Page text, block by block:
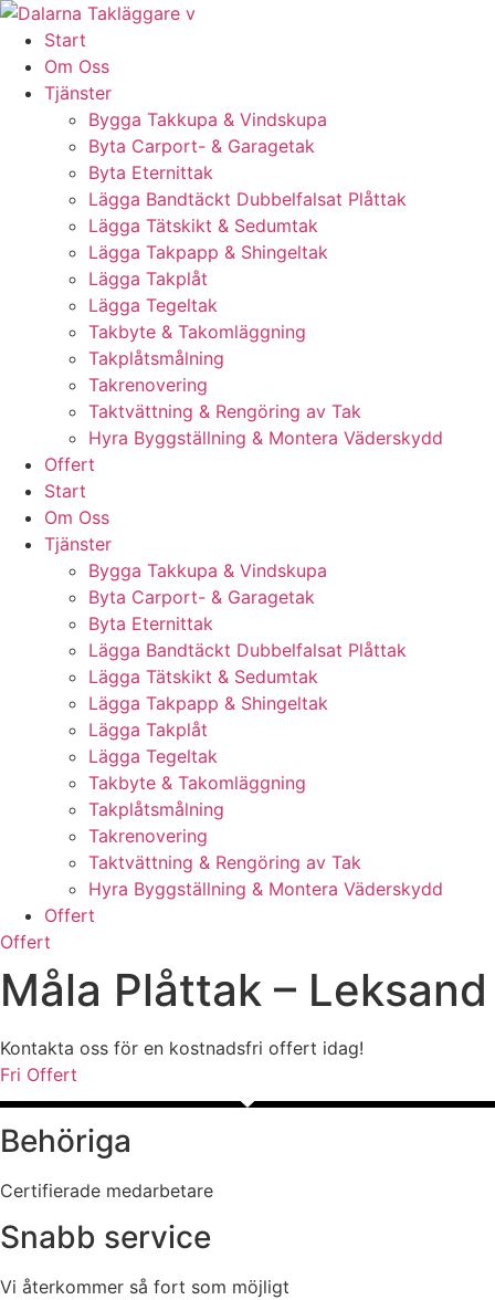
Skip
content
Start
Om Oss
Tjänster
Bygga Takkupa & Vindskupa
Byta Carport- & Garagetak
Byta Eternittak
Lägga Bandtäckt Dubbelfalsat Plåttak
Lägga Tätskikt & Sedumtak
Lägga Takpapp & Shingeltak
Lägga Takplåt
Lägga Tegeltak
Takbyte & Takomläggning
Takplåtsmålning
Takrenovering
Taktvättning & Rengöring av Tak
Hyra Byggställning & Montera Väderskydd
Offert
Start
Om Oss
Tjänster
Bygga Takkupa & Vindskupa
Byta Carport- & Garagetak
Byta Eternittak
Lägga Bandtäckt Dubbelfalsat Plåttak
Lägga Tätskikt & Sedumtak
Lägga Takpapp & Shingeltak
Lägga Takplåt
Lägga Tegeltak
Takbyte & Takomläggning
Takplåtsmålning
Takrenovering
Taktvättning & Rengöring av Tak
Hyra Byggställning & Montera Väderskydd
Offert
Offert
Måla Plåttak – Leksand
Kontakta oss för en kostnadsfri offert idag!
Fri Offert
Behöriga
Certifierade medarbetare
Snabb service
Vi återkommer så fort som möjligt